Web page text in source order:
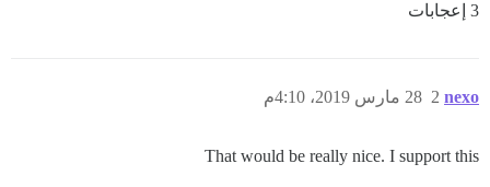
3 إعجابات
nexo 28 مارس 2019، 4:10م 2
That would be really nice. I support this